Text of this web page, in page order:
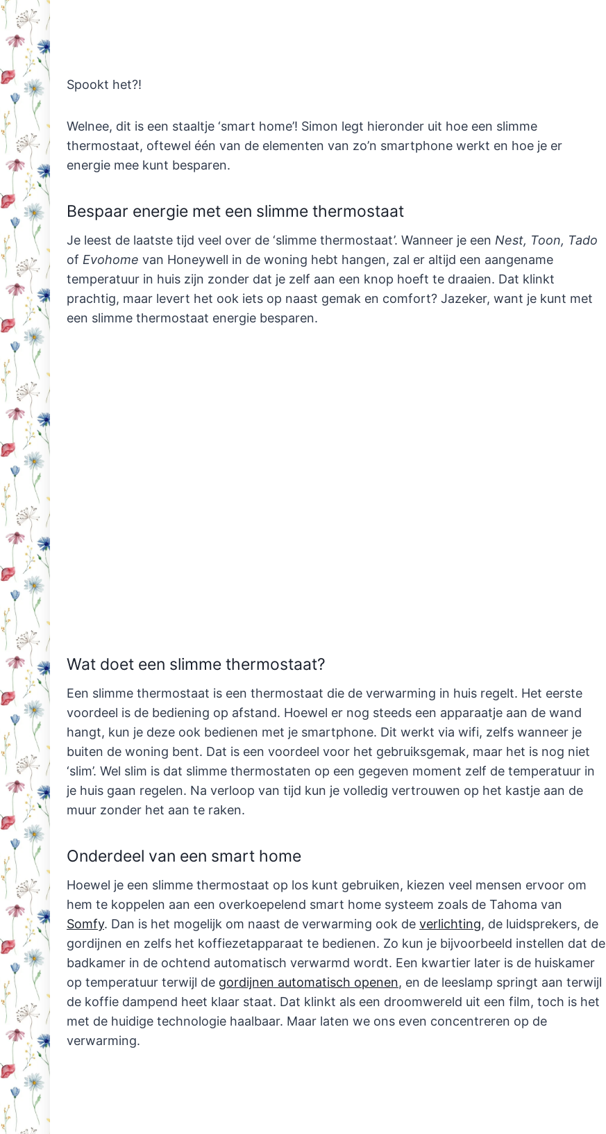
Spookt het?!
Welnee, dit is een staaltje ‘smart home’! Simon legt hieronder uit hoe een slimme
thermostaat, oftewel één van de elementen van zo’n smartphone werkt en hoe je er
energie mee kunt besparen.
Bespaar energie met een slimme thermostaat
Je leest de laatste tijd veel over de ‘slimme thermostaat’. Wanneer je een Nest, Toon, Tado
of Evohome van Honeywell in de woning hebt hangen, zal er altijd een aangename
temperatuur in huis zijn zonder dat je zelf aan een knop hoeft te draaien. Dat klinkt
prachtig, maar levert het ook iets op naast gemak en comfort? Jazeker, want je kunt met
een slimme thermostaat energie besparen.
Wat doet een slimme thermostaat?
Een slimme thermostaat is een thermostaat die de verwarming in huis regelt. Het eerste
voordeel is de bediening op afstand. Hoewel er nog steeds een apparaatje aan de wand
hangt, kun je deze ook bedienen met je smartphone. Dit werkt via wifi, zelfs wanneer je
buiten de woning bent. Dat is een voordeel voor het gebruiksgemak, maar het is nog niet
‘slim’. Wel slim is dat slimme thermostaten op een gegeven moment zelf de temperatuur in
je huis gaan regelen. Na verloop van tijd kun je volledig vertrouwen op het kastje aan de
muur zonder het aan te raken.
Onderdeel van een smart home
Hoewel je een slimme thermostaat op los kunt gebruiken, kiezen veel mensen ervoor om
hem te koppelen aan een overkoepelend smart home systeem zoals de Tahoma van
Somfy. Dan is het mogelijk om naast de verwarming ook de verlichting, de luidsprekers, de
gordijnen en zelfs het koffiezetapparaat te bedienen. Zo kun je bijvoorbeeld instellen dat de
badkamer in de ochtend automatisch verwarmd wordt. Een kwartier later is de huiskamer
op temperatuur terwijl de gordijnen automatisch openen, en de leeslamp springt aan terwijl
de koffie dampend heet klaar staat. Dat klinkt als een droomwereld uit een film, toch is het
met de huidige technologie haalbaar. Maar laten we ons even concentreren op de
verwarming.